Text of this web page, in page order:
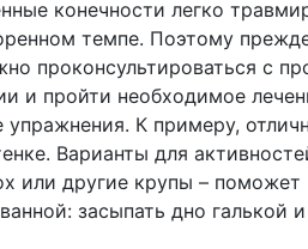
конечности легко
темпе. Поэтому
проконсультироваться с
и пройти необходимое
К примеру,
Варианты для
или другие крупы – поможет
засыпать дно галькой